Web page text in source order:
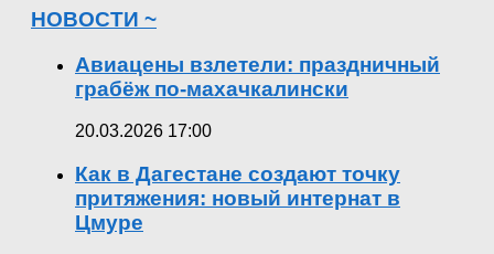
НОВОСТИ ~
Авиацены взлетели: праздничный
грабёж по-махачкалински
20.03.2026 17:00
Как в Дагестане создают точку
притяжения: новый интернат в
Цмуре